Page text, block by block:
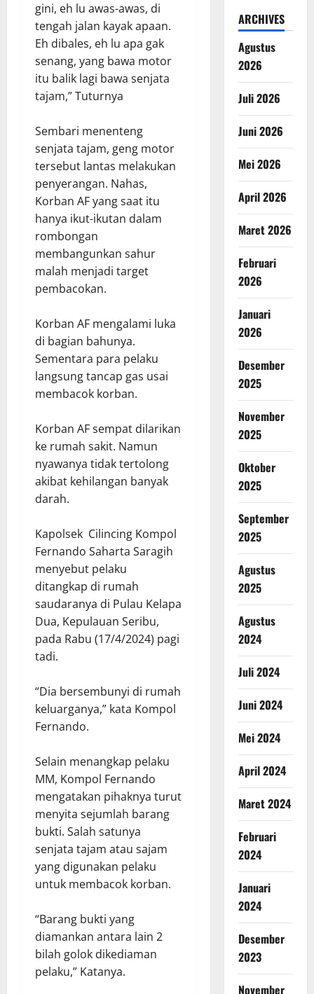
gini, eh lu awas-awas, di
tengah jalan kayak apaan.
Eh dibales, eh lu apa gak
senang, yang bawa motor
itu balik lagi bawa senjata
tajam,” Tuturnya
Sembari menenteng
senjata tajam, geng motor
tersebut lantas melakukan
penyerangan. Nahas,
Korban AF yang saat itu
hanya ikut-ikutan dalam
rombongan
membangunkan sahur
malah menjadi target
pembacokan.
Korban AF mengalami luka
di bagian bahunya.
Sementara para pelaku
langsung tancap gas usai
membacok korban.
Korban AF sempat dilarikan
ke rumah sakit. Namun
nyawanya tidak tertolong
akibat kehilangan banyak
darah.
Kapolsek Cilincing Kompol
Fernando Saharta Saragih
menyebut pelaku
ditangkap di rumah
saudaranya di Pulau Kelapa
Dua, Kepulauan Seribu,
pada Rabu (17/4/2024) pagi
tadi.
“Dia bersembunyi di rumah
keluarganya,” kata Kompol
Fernando.
Selain menangkap pelaku
MM, Kompol Fernando
mengatakan pihaknya turut
menyita sejumlah barang
bukti. Salah satunya
senjata tajam atau sajam
yang digunakan pelaku
untuk membacok korban.
“Barang bukti yang
diamankan antara lain 2
bilah golok dikediaman
pelaku,” Katanya.
ARCHIVES
Agustus
2026
Juli 2026
Juni 2026
Mei 2026
April 2026
Maret 2026
Februari
2026
Januari
2026
Desember
2025
November
2025
Oktober
2025
September
2025
Agustus
2025
Agustus
2024
Juli 2024
Juni 2024
Mei 2024
April 2024
Maret 2024
Februari
2024
Januari
2024
Desember
2023
November